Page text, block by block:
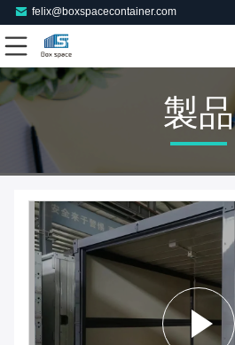
felix@boxspacecontainer.com
製品